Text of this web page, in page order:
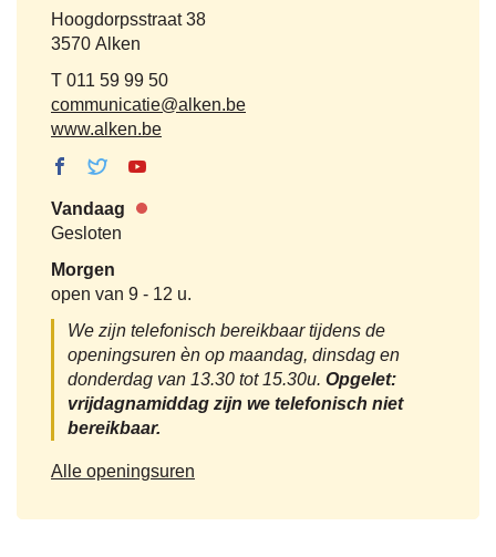
Adres
Hoogdorpsstraat 38
,3570 Alken
Tel.011 59 99 50
E-
mail
communicatie@alken.be
Website
www.alken.be
Facebook
TwitterYoutube
Vandaag
Nu
Gesloten
Morgen
open van 9 - 12 u.
We zijn telefonisch bereikbaar tijdens de
openingsuren èn op maandag, dinsdag en
donderdag van 13.30 tot 15.30u. Opgelet:
vrijdagnamiddag zijn we telefonisch niet
bereikbaar.
Alle openingsuren